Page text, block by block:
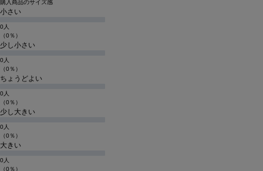
購入商品のサイズ感
小さい
0人
（0％）
少し小さい
0人
（0％）
ちょうどよい
0人
（0％）
少し大きい
0人
（0％）
大きい
0人
（0％）